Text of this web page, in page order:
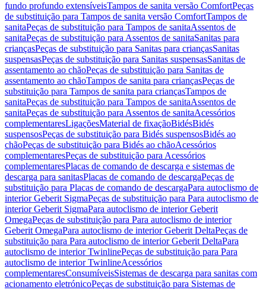
fundo profundo extensíveisTampos de sanita versão ComfortPeças
de substituição para Tampos de sanita versão ComfortTampos de
sanitaPeças de substituição para Tampos de sanitaAssentos de
sanitaPeças de substituição para Assentos de sanitaSanitas para
criançasPeças de substituição para Sanitas para criançasSanitas
suspensasPeças de substituição para Sanitas suspensasSanitas de
assentamento ao chãoPeças de substituição para Sanitas de
assentamento ao chãoTampos de sanita para criançasPeças de
substituição para Tampos de sanita para criançasTampos de
sanitaPeças de substituição para Tampos de sanitaAssentos de
sanitaPeças de substituição para Assentos de sanitaAcessórios
complementaresLigaçõesMaterial de fixaçãoBidésBidés
suspensosPeças de substituição para Bidés suspensosBidés ao
chãoPeças de substituição para Bidés ao chãoAcessórios
complementaresPeças de substituição para Acessórios
complementaresPlacas de comando de descarga e sistemas de
descarga para sanitasPlacas de comando de descargaPeças de
substituição para Placas de comando de descargaPara autoclismo de
interior Geberit SigmaPeças de substituição para Para autoclismo de
interior Geberit SigmaPara autoclismo de interior Geberit
OmegaPeças de substituição para Para autoclismo de interior
Geberit OmegaPara autoclismo de interior Geberit DeltaPeças de
substituição para Para autoclismo de interior Geberit DeltaPara
autoclismo de interior TwinlinePeças de substituição para Para
autoclismo de interior TwinlineAcessórios
complementaresConsumíveisSistemas de descarga para sanitas com
acionamento eletrónicoPeças de substituição para Sistemas de